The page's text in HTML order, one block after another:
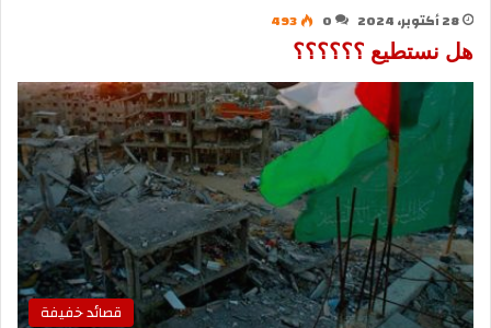
28 أكتوبر، 2024 0
493
هل نستطيع ؟؟؟؟؟؟
قصائد خفيفة